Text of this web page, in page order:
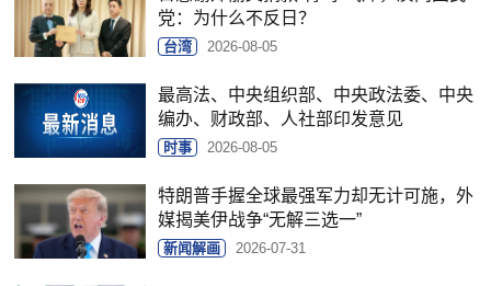
党：为什么不反日？
台湾 2026-08-05
最高法、中央组织部、中央政法委、中央
编办、财政部、人社部印发意见
时事 2026-08-05
特朗普手握全球最强军力却无计可施，外
媒揭美伊战争“无解三选一”
新闻解画 2026-07-31